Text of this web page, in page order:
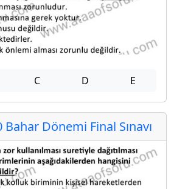
C D E
Dönemi Final Sınavı